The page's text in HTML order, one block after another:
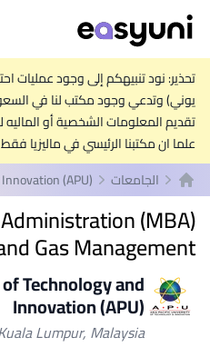
تحذير: نود تنبيهكم إلى وجود عمليات
يوني) وتدعي وجود مكتب لنا في
تقديم المعلومات الشخصية أو الماليه
علما ان مكتبنا الرئيسي في ماليزيا فقط
الصفحة الرئيسية
الجامعات (APU)
(MBA)
Gas Management
Technology and
Innovation (APU)
Lumpur, Malaysia